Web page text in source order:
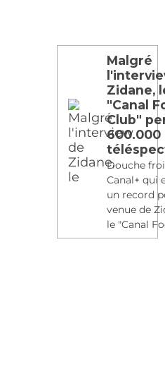
Malgré
Zidane,
"Canal
Club"
600.000
Douche
Canal+ qui
un record
venue de
le "Canal